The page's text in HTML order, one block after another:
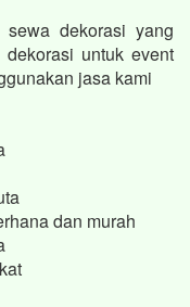
dekorasi yang
untuk event
jasa kami
dan murah